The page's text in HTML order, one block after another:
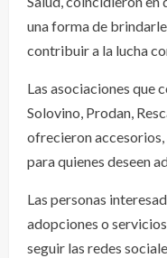
una forma de
contribuir a la lucha
Las asociaciones que
Solovino, Prodan,
ofrecieron
para quienes deseen
Las personas
adopciones o
seguir las redes